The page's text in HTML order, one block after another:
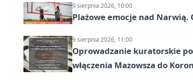
9 sierpnia 2026, 10:00
Plażowe emocje nad
9 sierpnia 2026, 11:00
Oprowadzanie kuratorskie po
włączenia Mazowsza do